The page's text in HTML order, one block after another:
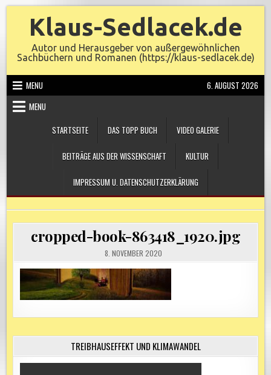
Klaus-Sedlacek.de
Autor und Herausgeber von außergewöhnlichen
Sachbüchern und Romanen (https://klaus-sedlacek.de)
MENU
6. AUGUST 2026
MENU
STARTSEITE
DAS TOPP BUCH VIDEO GALERIE
BEITRÄGE AUS DER WISSENSCHAFT KULTUR
IMPRESSUM U. DATENSCHUTZERKLÄRUNG
cropped-book-863418_1920.jpg
8. NOVEMBER 2020
TREIBHAUSEFFEKT UND KLIMAWANDEL